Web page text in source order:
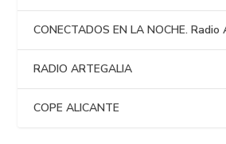
CONECTADOS EN LA NOCHE. Radio
RADIO ARTEGALIA
COPE ALICANTE